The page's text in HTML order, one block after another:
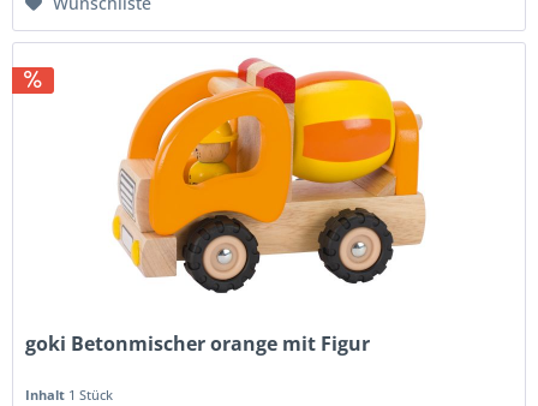
goki Betonmischer orange mit Figur
Inhalt 1 Stück